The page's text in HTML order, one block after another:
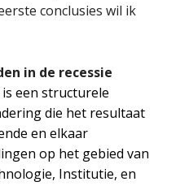
conclusies wil ik
in de recessie
een structurele
die het resultaat
en elkaar
op het gebied van
Institutie, en